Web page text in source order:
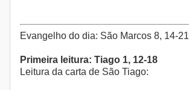
Evangelho do dia: São Marcos 8, 14-21
Primeira leitura: Tiago 1, 12-18
Leitura da carta de São Tiago: